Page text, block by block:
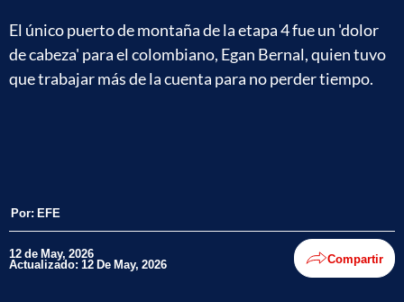
El único puerto de montaña de la etapa 4 fue un 'dolor
de cabeza' para el colombiano, Egan Bernal, quien tuvo
que trabajar más de la cuenta para no perder tiempo.
Por: EFE
12 de May, 2026
Actualizado: 12 De May, 2026 Compartir